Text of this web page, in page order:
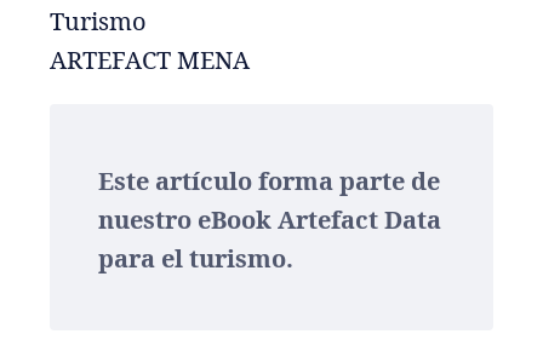
Turismo
ARTEFACT MENA
Este artículo forma parte de
nuestro eBook Artefact Data
para el turismo.